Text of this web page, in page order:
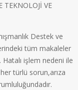
TEKNOLOJİ VE
Destek ve
tüm makaleler
Hatalı işlem nedeni ile
türlü sorun,arıza